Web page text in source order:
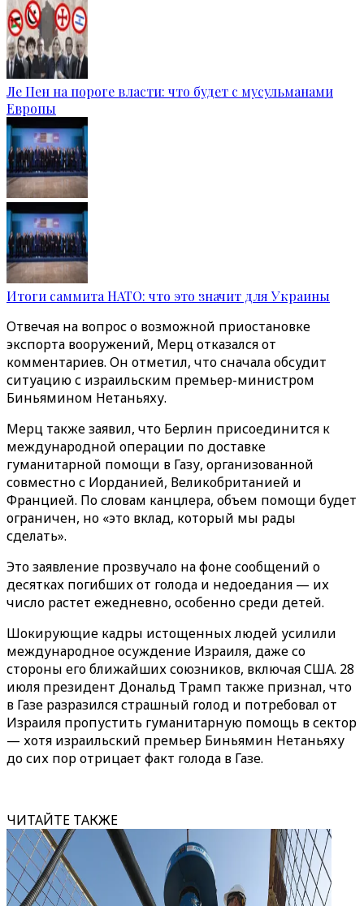
Ле Пен на пороге власти: что будет с мусульманами
Европы
Итоги саммита НАТО: что это значит для Украины
Отвечая на вопрос о возможной приостановке
экспорта вооружений, Мерц отказался от
комментариев. Он отметил, что сначала обсудит
ситуацию с израильским премьер-министром
Биньямином Нетаньяху.
Мерц также заявил, что Берлин присоединится к
международной операции по доставке
гуманитарной помощи в Газу, организованной
совместно с Иорданией, Великобританией и
Францией. По словам канцлера, объем помощи будет
ограничен, но «это вклад, который мы рады
сделать».
Это заявление прозвучало на фоне сообщений о
десятках погибших от голода и недоедания — их
число растет ежедневно, особенно среди детей.
Шокирующие кадры истощенных людей усилили
международное осуждение Израиля, даже со
стороны его ближайших союзников, включая США. 28
июля президент Дональд Трамп также признал, что
в Газе разразился страшный голод и потребовал от
Израиля пропустить гуманитарную помощь в сектор
— хотя израильский премьер Биньямин Нетаньяху
до сих пор отрицает факт голода в Газе.
ЧИТАЙТЕ ТАКЖЕ